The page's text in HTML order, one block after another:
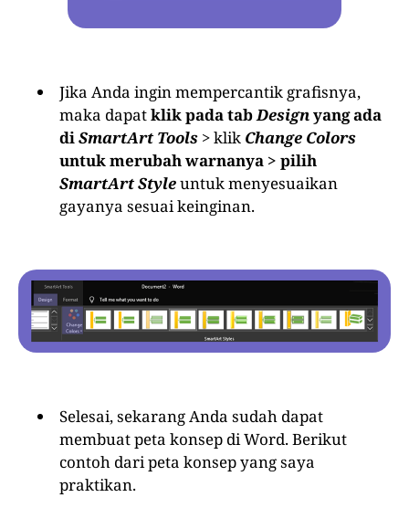
Jika Anda ingin mempercantik grafisnya,
maka dapatklik pada tabDesignyang ada
diSmartArt Tools> klik Change Colors
untuk merubah warnanya > pilih
SmartArt Styleuntuk menyesuaikan
gayanya sesuai keinginan.
Selesai, sekarang Anda sudah dapat
membuat peta konsep di Word. Berikut
contoh dari peta konsep yang saya
praktikan.